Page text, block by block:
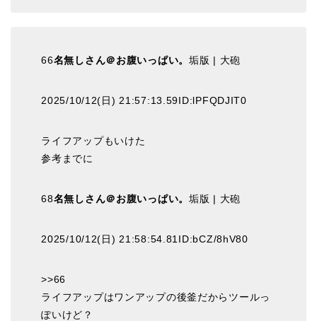
66名無しさん＠お腹いっぱい。垢版 | 大砲
2025/10/12(日) 21:57:13.59ID:lPFQDJIT0
ライフアップもいけた
参考までに
68名無しさん＠お腹いっぱい。垢版 | 大砲
2025/10/12(日) 21:58:54.81ID:bCZ/8hV80
>>66
ライフアップはワンアップの後釜だからツールっ
ぽいけど？